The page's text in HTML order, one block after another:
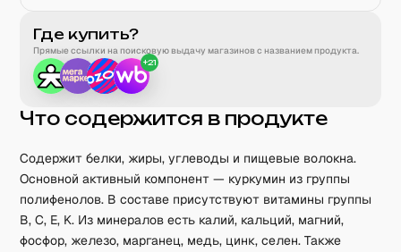
Где купить?
Прямые ссылки на поисковую выдачу магазинов с названием продукта.
+21
Что содержится в продукте
Содержит белки, жиры, углеводы и пищевые волокна.
Основной активный компонент — куркумин из группы
полифенолов. В составе присутствуют витамины группы
B, C, E, K. Из минералов есть калий, кальций, магний,
фосфор, железо, марганец, медь, цинк, селен. Также